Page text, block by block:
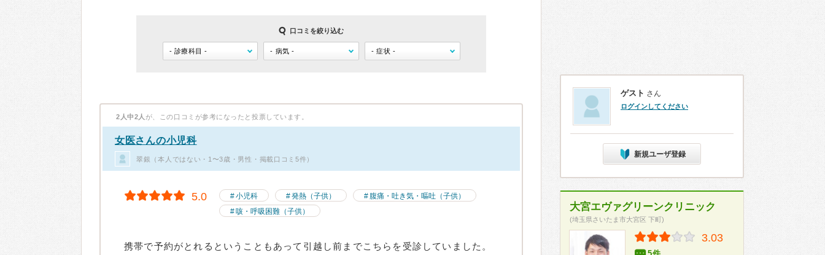
口コミを絞り込む
2人中2人 が、この口コミが参考になったと投票しています。
女医さんの小児科
翠銀（本人ではない・1〜3歳・男性・掲載口コミ5件）
5.0 小児科 発熱（子供）
腹痛・吐き気・嘔吐（子供）
咳・呼吸困難（子供）
携帯で予約がとれるということもあって引越し前までこちらを受診していました。
ゲスト さん
ログインしてください
新規ユーザ登録
大宮エヴァグリーンクリニック
(埼玉県さいたま市大宮区 下町)
3.03